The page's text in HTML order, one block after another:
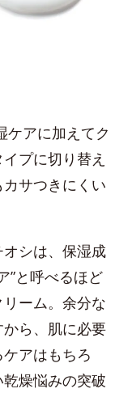
ケアに加えてク
プに切り替え
サつきにくい
シは、保湿成
”と呼べるほど
ーム。余分な
ら、肌に必要
アはもちろ
燥悩みの突破